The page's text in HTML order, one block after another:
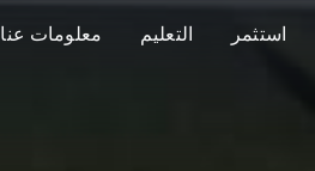
استثمر التعليم معلومات عنا